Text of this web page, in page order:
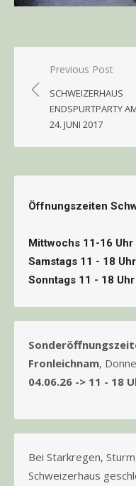
Previous Post
SCHWEIZERHAUS
ENDSPURTPARTY
24. JUNI 2017
Öffnungszeiten
Mittwochs 11-16 Uhr
Samstags 11 - 18 Uhr
Sonntags 11 - 18 Uhr
Fronleichnam,
04.06.26 -> 11 - 18
Bei Starkregen,
Schweizerhaus